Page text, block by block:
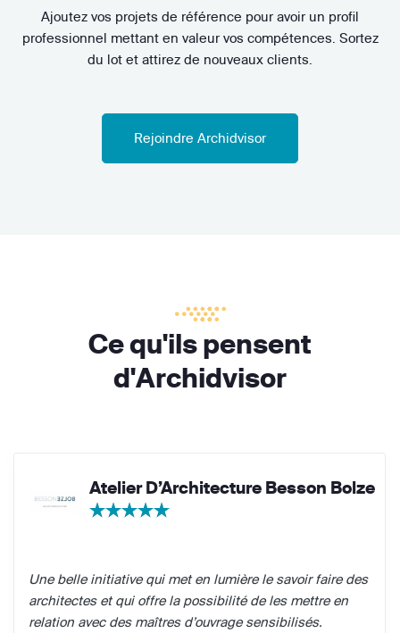
Ajoutez vos projets de référence pour avoir un profil
professionnel mettant en valeur vos compétences. Sortez
du lot et attirez de nouveaux clients.
Rejoindre Archidvisor
Ce qu'ils pensent
d'Archidvisor
Atelier D’Architecture Besson Bolze
Une belle initiative qui met en lumière le savoir faire des
architectes et qui offre la possibilité de les mettre en
relation avec des maîtres d’ouvrage sensibilisés.